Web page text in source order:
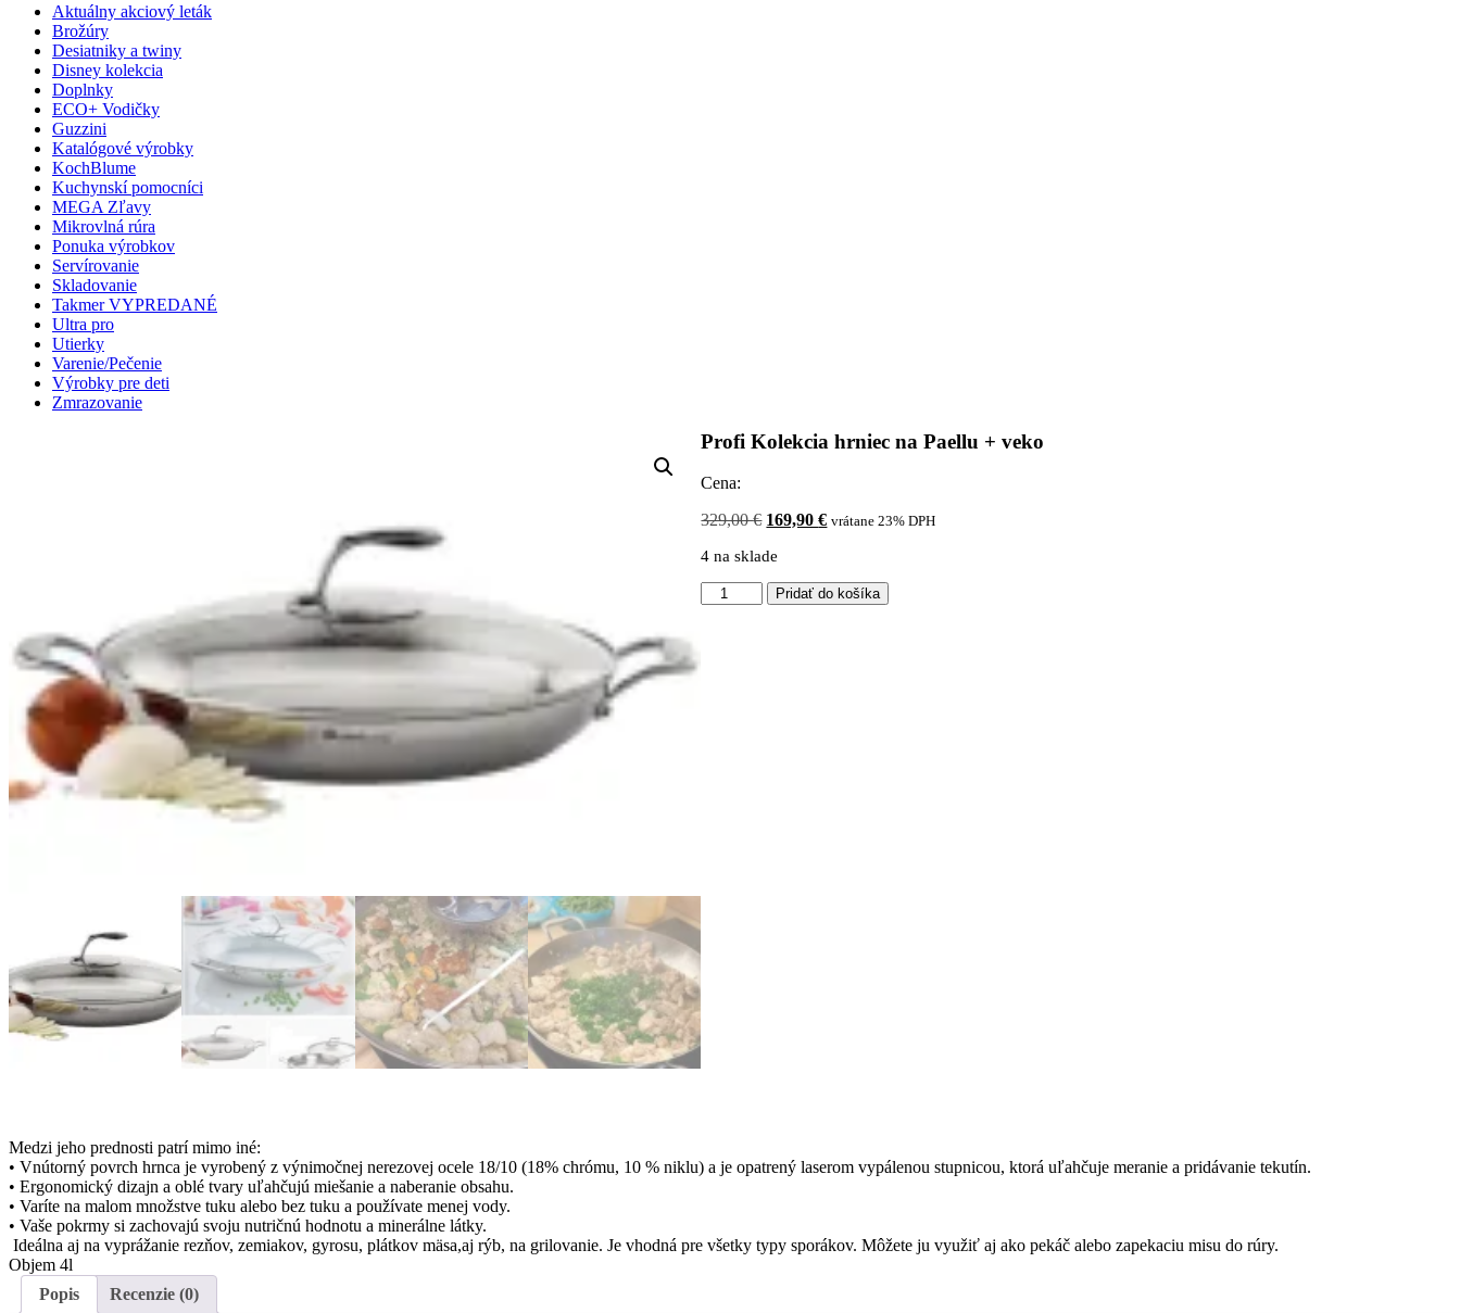
Aktuálny akciový leták
Brožúry
Desiatniky a twiny
Disney kolekcia
Doplnky
ECO+ Vodičky
Guzzini
Katalógové výrobky
KochBlume
Kuchynskí pomocníci
MEGA Zľavy
Mikrovlná rúra
Ponuka výrobkov
Servírovanie
Skladovanie
Takmer VYPREDANÉ
Ultra pro
Utierky
Varenie/Pečenie
Výrobky pre deti
Zmrazovanie
Profi Kolekcia hrniec na Paellu + veko
Cena:
329,00€ Pôvodná
bola:
169,90€Aktuálna
vrátane 23% DPH
4 na sklade
množstvo
Profi
Pridať do košíka
Medzi jeho prednosti patrí mimo iné:
• Vnútorný povrch hrnca je vyrobený z výnimočnej nerezovej ocele 18/10 (18% chrómu, 10 % niklu) a je opatrený laserom vypálenou stupnicou, ktorá uľahčuje meranie a pridávanie tekutín.
• Ergonomický dizajn a oblé tvary uľahčujú miešanie a naberanie obsahu.
• Varíte na malom množstve tuku alebo bez tuku a používate menej vody.
• Vaše pokrmy si zachovajú svoju nutričnú hodnotu a minerálne látky.
Ideálna aj na vyprážanie rezňov, zemiakov, gyrosu, plátkov mäsa,aj rýb, na grilovanie. Je vhodná pre všetky typy sporákov. Môžete ju využiť aj ako pekáč alebo zapekaciu misu do rúry.
Objem 4l
Popis
Recenzie (0)